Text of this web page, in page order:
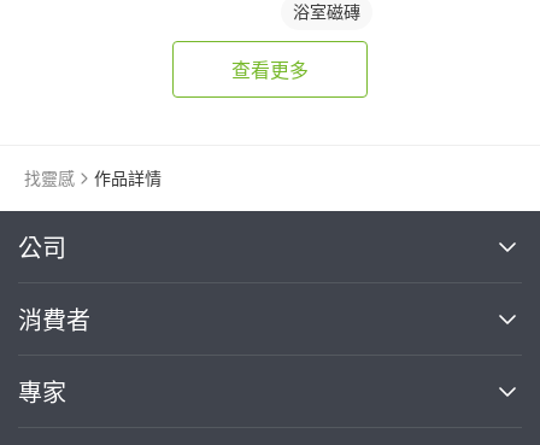
浴室磁磚
查看更多
找靈感 作品詳情
公司
關於我們
部落格
消費者
買服務
專家
繼續完成